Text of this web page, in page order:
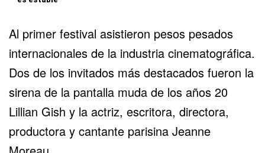
Al primer festival asistieron pesos pesados
internacionales de la industria cinematográfica.
Dos de los invitados más destacados fueron la
sirena de la pantalla muda de los años 20
Lillian Gish y la actriz, escritora, directora,
productora y cantante parisina Jeanne